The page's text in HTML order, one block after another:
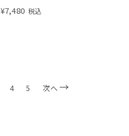
¥7,480 税込
4 5 次へ